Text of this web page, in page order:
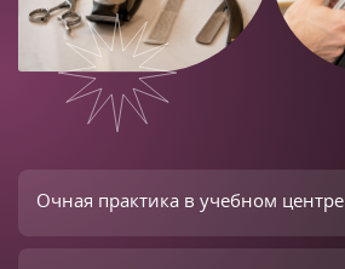
Очная практика в учебном центре